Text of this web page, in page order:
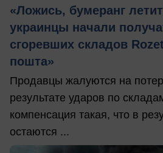
«Ложись, бумеранг
украинцы начали
сгоревших складов
пошта»
Продавцы жалуются на
результате ударов по
компенсация такая, что в
остаются ...